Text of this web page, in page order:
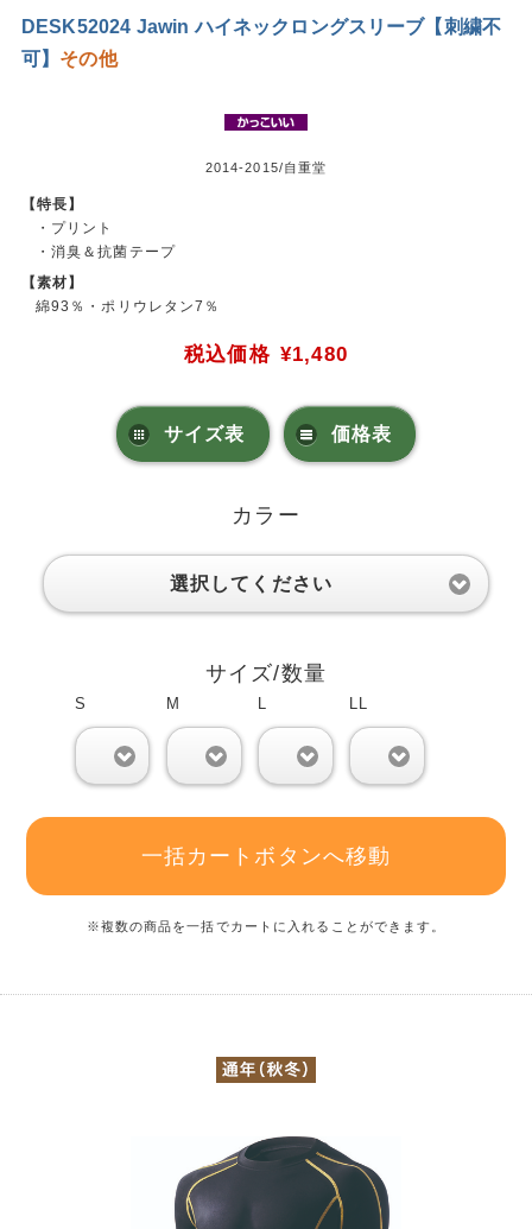
DESK52024 Jawin ハイネックロングスリーブ【刺繍不
可】 その他
2014-2015/自重堂
【特長】
・プリント
・消臭＆抗菌テープ
【素材】
綿93％・ポリウレタン7％
税込価格 ¥1,480
サイズ表 価格表
カラー
選択してください
サイズ/数量
S M
一括カートボタンへ移動
※複数の商品を一括でカートに入れることができます。